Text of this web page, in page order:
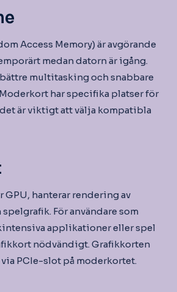
Access Memory) är avgörande
medan datorn är igång.
multitasking och snabbare
har specifika platser för
är viktigt att välja kompatibla
GPU, hanterar rendering av
För användare som
applikationer eller spel
nödvändigt. Grafikkorten
PCIe-slot på moderkortet.